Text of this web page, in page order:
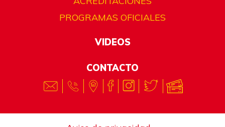
PROGRAMAS OFICIALES
VIDEOS
CONTACTO